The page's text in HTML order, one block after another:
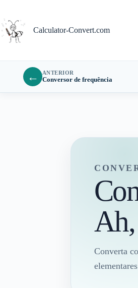
o
conteúdo
Calculator-Convert.com
← ANTERIOR
Conversor de frequência
Converta